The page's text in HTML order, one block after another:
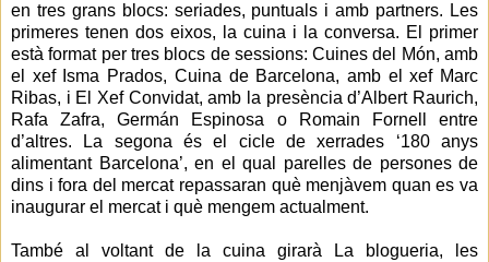
en tres grans blocs: seriades, puntuals i amb partners. Les
primeres tenen dos eixos, la cuina i la conversa. El primer
està format per tres blocs de sessions: Cuines del Món, amb
el xef Isma Prados, Cuina de Barcelona, amb el xef Marc
Ribas, i El Xef Convidat, amb la presència d’Albert Raurich,
Rafa Zafra, Germán Espinosa o Romain Fornell entre
d’altres. La segona és el cicle de xerrades ‘180 anys
alimentant Barcelona’, en el qual parelles de persones de
dins i fora del mercat repassaran què menjàvem quan es va
inaugurar el mercat i què mengem actualment.
També al voltant de la cuina girarà La blogueria, les